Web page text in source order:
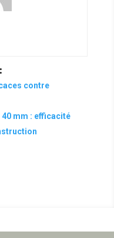
contre
mm : efficacité